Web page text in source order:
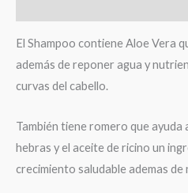
El Shampoo contiene Aloe Vera
además de reponer agua y
curvas del cabello.
También tiene romero que
hebras y el aceite de ricino un
crecimiento saludable ademas